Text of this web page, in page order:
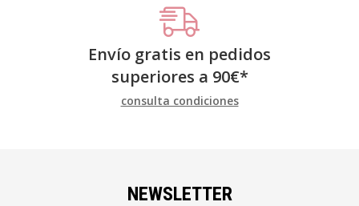
Envío gratis en pedidos
superiores a 90€*
consulta condiciones
NEWSLETTER